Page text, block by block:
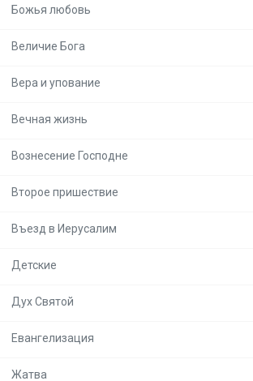
Божья любовь
Величие Бога
Вера и упование
Вечная жизнь
Вознесение Господне
Второе пришествие
Въезд в Иерусалим
Детские
Дух Святой
Евангелизация
Жатва